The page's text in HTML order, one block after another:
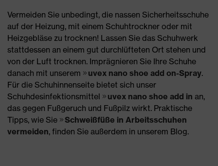
Vermeiden Sie unbedingt, die nassen Sicherheitsschuhe
auf der Heizung, mit einem Schuhtrockner oder mit
Heizgebläse zu trocknen! Lassen Sie das Schuhwerk
stattdessen an einem gut durchlüfteten Ort stehen und
von der Luft trocknen. Imprägnieren Sie Ihre Schuhe
danach mit unserem
uvex nano shoe add on-Spray.
Für die Schuhinnenseite bietet sich unser
Schuhdesinfektionsmittel
uvex nano shoe add in an,
das gegen Fußgeruch und Fußpilz wirkt. Praktische
Tipps, wie Sie
Schweißfüße in Arbeitsschuhen
vermeiden, finden Sie außerdem in unserem Blog.